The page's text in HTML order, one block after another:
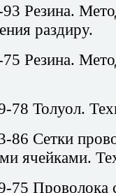
Резина.
раздиру.
Резина.
Толуол.
Сетки
ячейками.
Проволока